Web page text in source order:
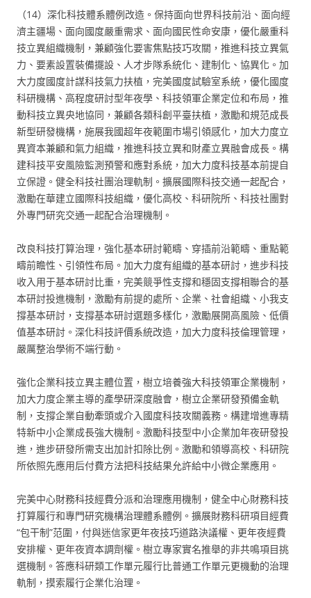
（14）深化科技體系體例改造。保持面向世界科技前沿、面向經
濟主疆場、面向國度嚴重需求、面向國民性命安康，優化嚴重科
技立異組織機制，兼顧強化要害焦點技巧攻關，推進科技立異氣
力、要素設置裝備擺設、人才步隊系統化、建制化、協異化。加
大力度國度計謀科技氣力扶植，完美國度試驗室系統，優化國度
科研機構、高程度研討型年夜學、科技領軍企業定位和布局，推
動科技立異央地協同，兼顧各類科創平臺扶植，激勵和規范成長
新型研發機構，施展我國超年夜範圍市場引領感化，加大力度立
異資本兼顧和氣力組織，推進科技立異和財產立異融會成長。構
建科技平安風險監測預警和應對系統，加大力度科技基本前提自
立保證。健全科技社團治理軌制。擴展國際科技交通一起配合，
激勵在華建立國際科技組織，優化高校、科研院所、科技社團對
外專門研究交通一起配合治理機制。
改良科技打算治理，強化基本研討範疇、穿插前沿範疇、重點範
疇前瞻性、引領性布局。加大力度有組織的基本研討，進步科技
收入用于基本研討比重，完美競爭性支撐和穩固支撐相聯合的基
本研討投進機制，激勵有前提的處所、企業、社會組織、小我支
撐基本研討，支撐基本研討選題多樣化，激勵展開高風險、低價
值基本研討。深化科技評價系統改造，加大力度科技倫理管理，
嚴厲整治學術不端行動。
強化企業科技立異主體位置，樹立培養強大科技領軍企業機制，
加大力度企業主導的產學研深度融會，樹立企業研發預備金軌
制，支撐企業自動牽頭或介入國度科技攻關義務。構建增進專精
特新中小企業成長強大機制。激勵科技型中小企業加年夜研發投
進，進步研發所需支出加計扣除比例。激勵和領導高校、科研院
所依照先應用后付費方法把科技結果允許給中小微企業應用。
完美中心財務科技經費分派和治理應用機制，健全中心財務科技
打算履行和專門研究機構治理體系體例。擴展財務科研項目經費
“包干制”范圍，付與迷信家更年夜技巧道路決議權、更年夜經費
安排權、更年夜資本調劑權。樹立專家實名推舉的非共鳴項目挑
選機制。答應科研類工作單元履行比普通工作單元更機動的治理
軌制，摸索履行企業化治理。